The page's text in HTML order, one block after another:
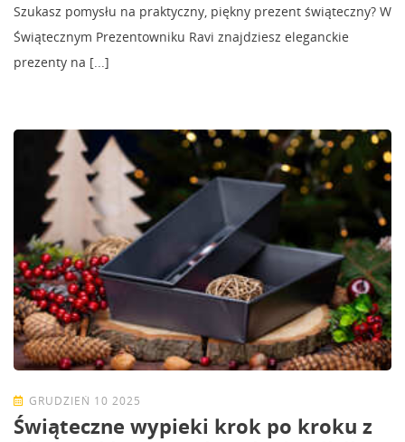
Szukasz pomysłu na praktyczny, piękny prezent świąteczny? W
Świątecznym Prezentowniku Ravi znajdziesz eleganckie
prezenty na [...]
GRUDZIEŃ 10 2025
Świąteczne wypieki krok po kroku z